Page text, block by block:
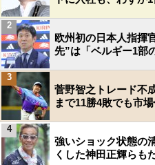
欧州初の日本人指揮
先”は「ベルギー1部
2
菅野智之トレード不
まで11勝4敗でも市
3
強いショック状態の
くした神田正輝らも
4